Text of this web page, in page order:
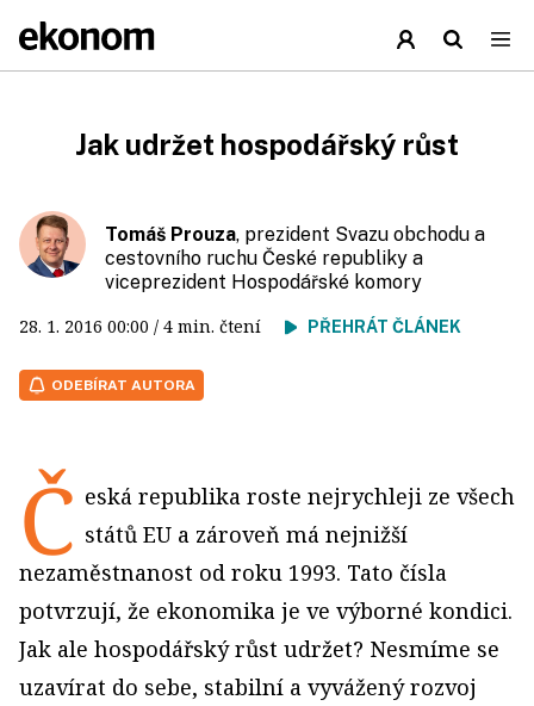
Jak udržet hospodářský růst
Tomáš Prouza, prezident Svazu obchodu a
cestovního ruchu České republiky a
viceprezident Hospodářské komory
28. 1. 2016 00:00 / 4 min. čtení PŘEHRÁT ČLÁNEK
ODEBÍRAT AUTORA
Č eská republika roste nejrychleji ze všech
států EU a zároveň má nejnižší
nezaměstnanost od roku 1993. Tato čísla
potvrzují, že ekonomika je ve výborné kondici.
Jak ale hospodářský růst udržet? Nesmíme se
uzavírat do sebe, stabilní a vyvážený rozvoj